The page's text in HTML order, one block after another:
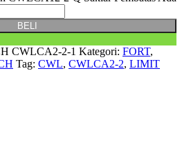
BELI
CWLCA2-2-1 Kategori: FORT,
Tag: CWL, CWLCA2-2, LIMIT